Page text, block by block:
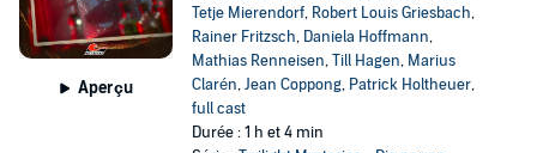
Aperçu
Tetje Mierendorf, Robert Louis Griesbach,
Rainer Fritzsch, Daniela Hoffmann,
Mathias Renneisen,Till Hagen, Marius
Clarén,Jean Coppong, Patrick Holtheuer,
full cast
Durée : 1 h et 4 min